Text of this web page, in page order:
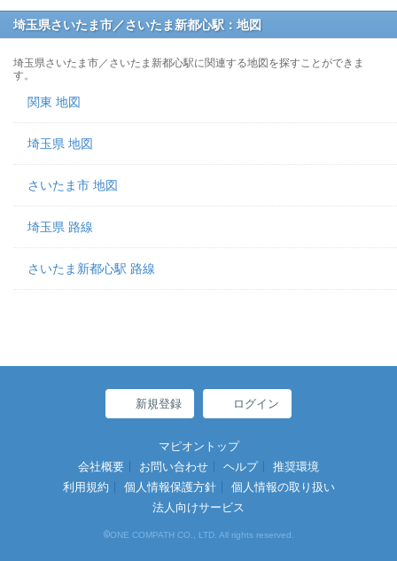
埼玉県さいたま市／さいたま新都心駅：地図
埼玉県さいたま市／さいたま新都心駅に関連する地図を探すことができま
す。
関東 地図
埼玉県 地図
さいたま市 地図
埼玉県 路線
さいたま新都心駅 路線
新規登録 ログイン
マピオントップ
会社概要
お問い合わせ ヘルプ
推奨環境
利用規約
個人情報保護方針
個人情報の取り扱い
法人向けサービス
©ONE COMPATH CO., LTD. All rights reserved.